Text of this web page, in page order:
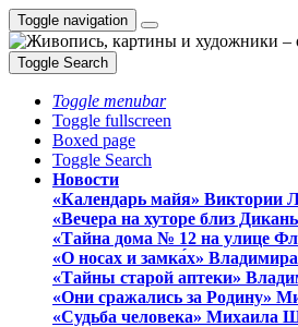
Toggle navigation
Toggle Search
Toggle menubar
Toggle fullscreen
Boxed page
Toggle Search
Новости
«Календарь майя» Виктории
«Вечера на хуторе близ
«Тайна дома № 12 на улице
«О носах и замка́х»
«Тайны старой аптеки»
«Они сражались за Родину»
«Судьба человека» Михаила